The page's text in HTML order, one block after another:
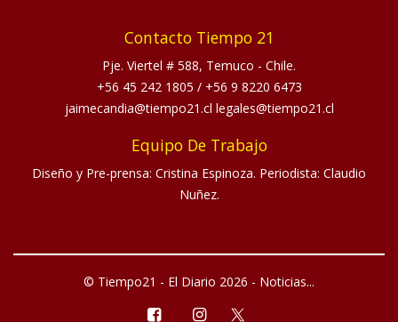
Contacto Tiempo 21
Pje. Viertel # 588, Temuco - Chile.
+56 45 242 1805 / +56 9 8220 6473
jaimecandia@tiempo21.cl legales@tiempo21.cl
Equipo De Trabajo
Diseño y Pre-prensa: Cristina Espinoza. Periodista: Claudio
Nuñez.
© Tiempo21 - El Diario 2026 - Noticias...